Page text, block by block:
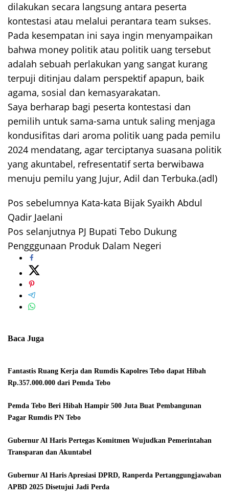
dilakukan secara langsung antara peserta
kontestasi atau melalui perantara team sukses.
Pada kesempatan ini saya ingin menyampaikan
bahwa money politik atau politik uang tersebut
adalah sebuah perlakukan yang sangat kurang
terpuji ditinjau dalam perspektif apapun, baik
agama, sosial dan kemasyarakatan.
Saya berharap bagi peserta kontestasi dan
pemilih untuk sama-sama untuk saling menjaga
kondusifitas dari aroma politik uang pada pemilu
2024 mendatang, agar terciptanya suasana politik
yang akuntabel, refresentatif serta berwibawa
menuju pemilu yang Jujur, Adil dan Terbuka.(adl)
Navigasi
pos
Pos sebelumnya Kata-kata Bijak Syaikh Abdul
Qadir Jaelani
Pos selanjutnya PJ Bupati Tebo Dukung
Pengggunaan Produk Dalam Negeri
Baca Juga
Fantastis Ruang Kerja dan Rumdis Kapolres Tebo dapat Hibah
Rp.357.000.000 dari Pemda Tebo
Pemda Tebo Beri Hibah Hampir 500 Juta Buat Pembangunan
Pagar Rumdis PN Tebo
Gubernur Al Haris Pertegas Komitmen Wujudkan Pemerintahan
Transparan dan Akuntabel
Gubernur Al Haris Apresiasi DPRD, Ranperda Pertanggungjawaban
APBD 2025 Disetujui Jadi Perda